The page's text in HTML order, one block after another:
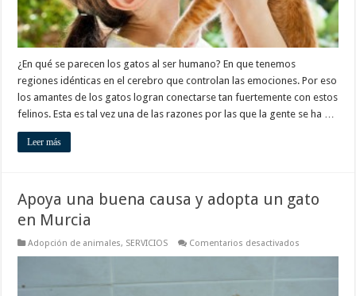
¿En qué se parecen los gatos al ser humano? En que tenemos
regiones idénticas en el cerebro que controlan las emociones. Por eso
los amantes de los gatos logran conectarse tan fuertemente con estos
felinos. Esta es tal vez una de las razones por las que la gente se ha …
Leer más
Apoya una buena causa y adopta un gato
en Murcia
Adopción de animales, SERVICIOS Comentarios desactivados